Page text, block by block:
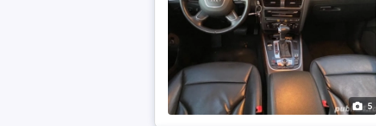
5